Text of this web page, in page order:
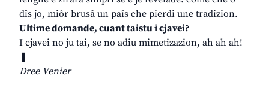
dîs jo, miôr brusâ un paîs che pierdi une tradizion.
Ultime domande, cuant taistu i cjavei?
I cjavei no ju tai, se no adiu mimetizazion, ah ah ah!
Dree Venier